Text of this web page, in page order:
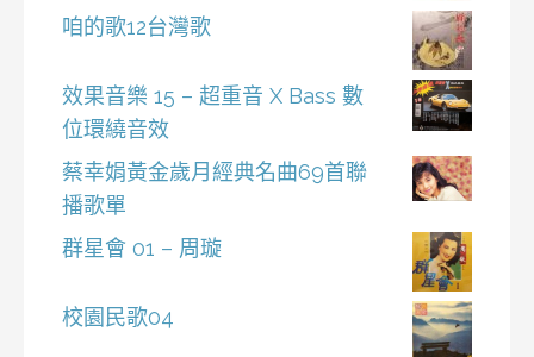
咱的歌12台灣歌
效果音樂 15 – 超重音 X Bass 數
位環繞音效
蔡幸娟黃金歲月經典名曲69首聯
播歌單
群星會 01 – 周璇
校園民歌04